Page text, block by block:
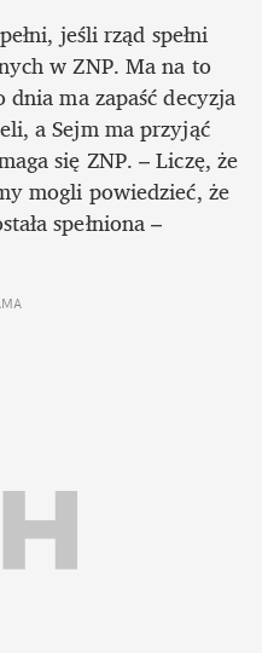
jeśli rząd spełni
w ZNP. Ma na to
ma zapaść decyzja
a Sejm ma przyjąć
się ZNP. – Liczę, że
mogli powiedzieć, że
spełniona –